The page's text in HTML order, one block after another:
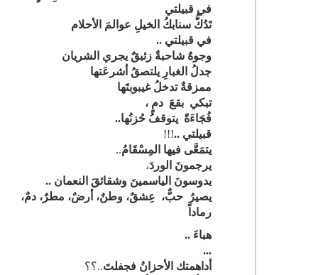
في قبيلتي
تَدُكُّ سنابكُ الخيلِ عوالمَ الأحلام
في قبيلتي ..
وجوهٌ شاحبةٌ زئبقٌ يجري الشريان
جدلُ الغبارِ يلتصقُ أشرعَتها
ممزقةٌ تدخلُ غيبوبتَها
تبكي بقعَ دمٍ ،
فُجَاءَةً يتوقفُ حُزنُها..
قبيلتي ..!!!
يتمَعَّى فيها المِسْقَامُ..
يرجمونَ الوردَ،
يدوسونَ الياسمينَ وشقائقَ النعمان ..
يصيرُ حبٌّ، عِشقٌ، وطنٌ، أرضٌ، مطرٌ، دمٌ،
رماداً
هباءَ ..
...
أداهمتك الأحزانُ فجفلتَ..؟؟